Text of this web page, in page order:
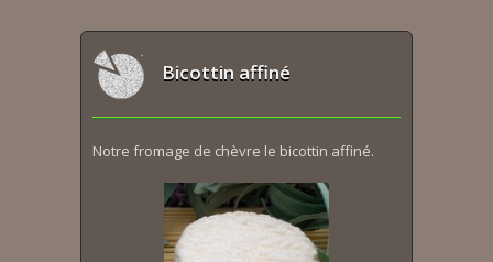
Bicottin affiné
Notre fromage de chèvre le bicottin affiné.